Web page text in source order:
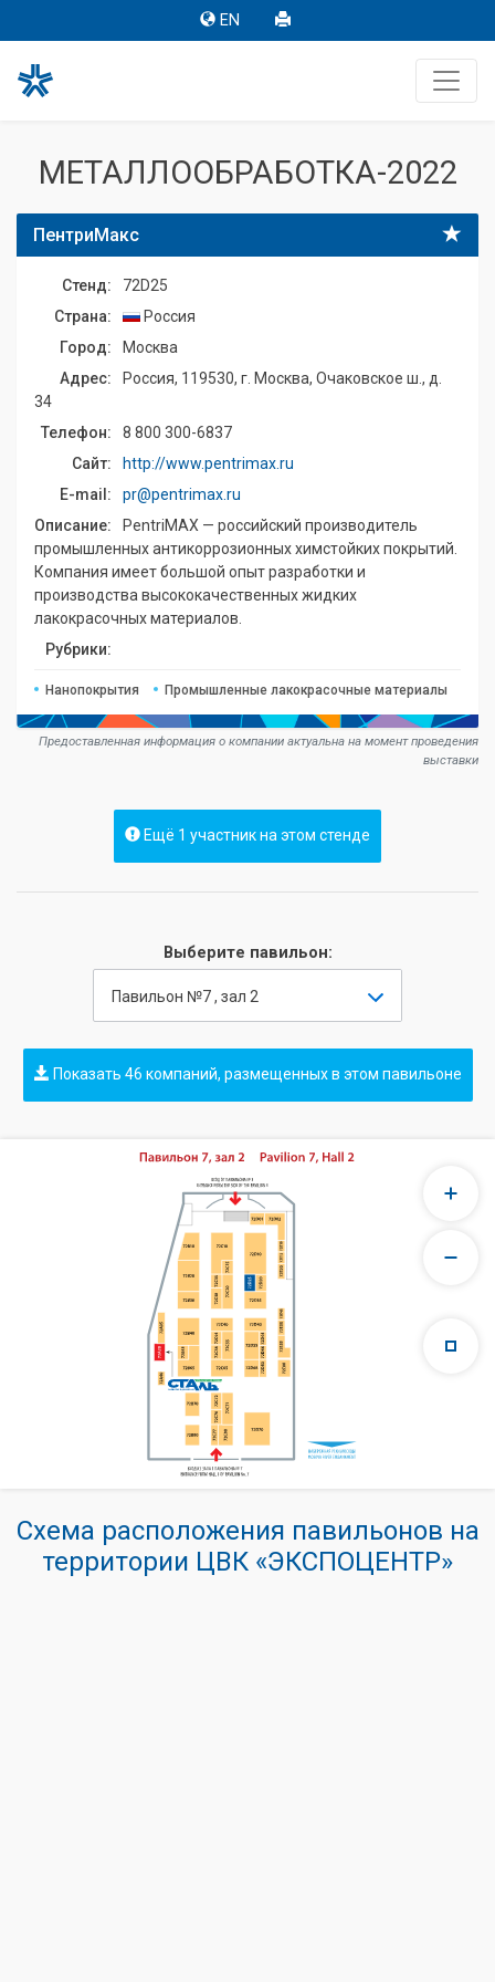
EN
МЕТАЛЛООБРАБОТКА-2022
ПентриМакс
Стенд:
72D25
Страна:
Россия
Город:
Москва
Адрес:
Россия, 119530, г. Москва, Очаковское ш., д.
34
Телефон:
8 800 300-6837
Сайт:
http://www.pentrimax.ru
E-mail:
pr@pentrimax.ru
Описание:
PentriMAX — российский производитель
промышленных антикоррозионных химстойких покрытий.
Компания имеет большой опыт разработки и
производства высококачественных жидких
лакокрасочных материалов.
Рубрики:
Нанопокрытия Промышленные лакокрасочные материалы
Предоставленная информация о компании актуальна на момент проведения
выставки
Ещё 1 участник на этом стенде
Выберите павильон:
Павильон №7 , зал 2
Показать 46 компаний, размещенных в этом павильоне
Схема расположения павильонов на
территории ЦВК «ЭКСПОЦЕНТР»